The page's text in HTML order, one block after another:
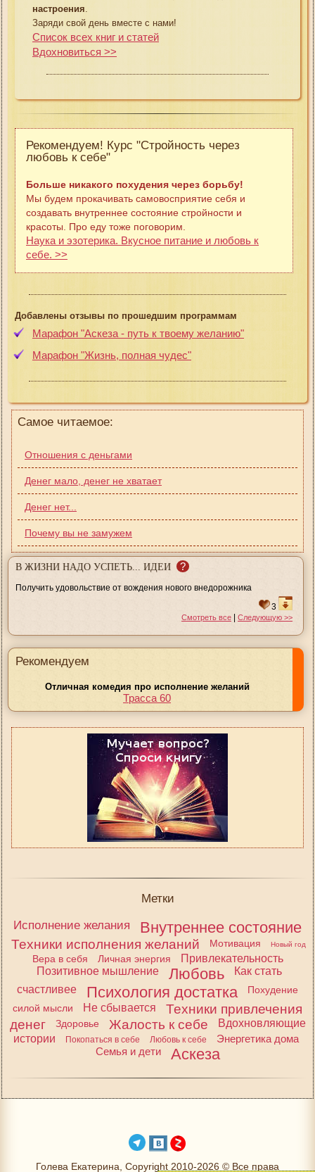
настроения
Заряди свой день вместе с нами!
Список всех книг и статей
Вдохновиться >>
Рекомендуем! Курс "Стройность через
любовь к себе"
Больше никакого похудения через борьбу!
Мы будем прокачивать самовосприятие себя и
создавать внутреннее состояние стройности и
красоты. Про еду тоже поговорим.
Наука и эзотерика. Вкусное питание и любовь к
себе. >>
Добавлены отзывы по прошедшим программам
Марафон "Аскеза - путь к твоему желанию"
Марафон "Жизнь, полная чудес"
Самое читаемое:
Отношения с деньгами
Денег мало, денег не хватает
Денег нет...
Почему вы не замужем
В ЖИЗНИ НАДО УСПЕТЬ... ИДЕИ ?
Получить удовольствие от вождения нового внедорожника
3
Смотреть все | Следующую >>
Рекомендуем
Отличная комедия про исполнение желаний
Трасса 60
Метки
Исполнение желания
Внутреннее состояние
Техники исполнения желаний Мотивация Новый год
Вера в себя Личная энергия
Привлекательность
Позитивное мышление
Любовь
Как стать
счастливее
Психология достатка
Похудение
силой мысли
Не сбывается
Техники привлечения
денег
Здоровье Жалость к себе
Вдохновляющие
истории
Покопаться в себе Любовь к себе
Энергетика дома
Семья и дети
Аскеза
Голева Екатерина, Copyright 2010-2026 © Все права